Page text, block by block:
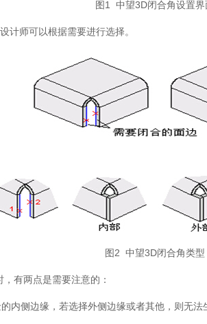
图1 中望3D闭合角设置
计师可以根据需要进行选择。
图2 中望3D闭合角类型
有两点是需要注意的：
内侧边缘，若选择外侧边缘或者其他，则无